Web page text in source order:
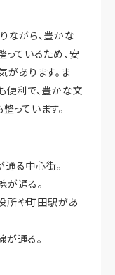
ながら、豊かな
ているため、安
あります。ま
便利で、豊かな文
っています。
る中心街。
が通る。
所や町田駅があ
通る。